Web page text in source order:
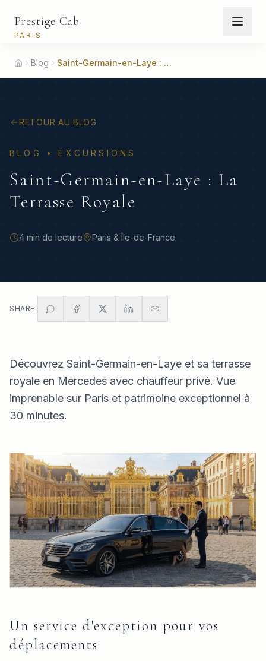
Prestige Cab
PARIS
HomeBlog Saint-Germain-en-Laye : La Terrasse Royale
RETOUR AU BLOG
BLOG •EXCURSIONS
Saint-Germain-en-Laye : La
Terrasse Royale
4 min de lecture Paris & Île-de-France
SHARE
Découvrez Saint-Germain-en-Laye et sa terrasse
royale en Mercedes avec chauffeur privé. Vue
imprenable sur Paris et patrimoine exceptionnel à
30 minutes.
Un service d'exception pour vos
déplacements